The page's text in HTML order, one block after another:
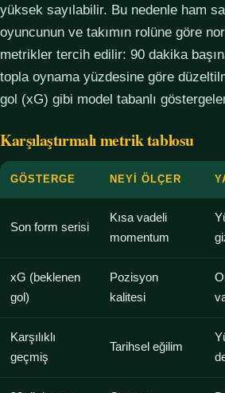
yüksek sayılabilir. Bu nedenle ham
oyuncunun ve takımın rolüne göre
metrikler tercih edilir: 90 dakika
topla oynama yüzdesine göre
gol (xG) gibi model tabanlı
Karşılaştırmalı metrik tablosu
GÖSTERGE NEYI ÖLÇER
Son form serisi
Kısa vadeli
momentum
xG (beklenen
gol)
Pozisyon
kalitesi
Karşılıklı
geçmiş
Tarihsel eğilim